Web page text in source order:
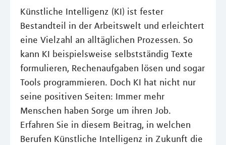
Künstliche Intelligenz (KI) ist fester
Bestandteil in der Arbeitswelt und erleichtert
eine Vielzahl an alltäglichen Prozessen. So
kann KI beispielsweise selbstständig Texte
formulieren, Rechenaufgaben lösen und sogar
Tools programmieren. Doch KI hat nicht nur
seine positiven Seiten: Immer mehr
Menschen haben Sorge um ihren Job.
Erfahren Sie in diesem Beitrag, in welchen
Berufen Künstliche Intelligenz in Zukunft die